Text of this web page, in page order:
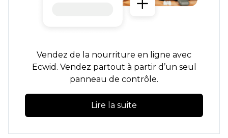
Vendez de la nourriture en ligne avec
Ecwid. Vendez partout à partir d’un seul
panneau de contrôle.
Lire la suite